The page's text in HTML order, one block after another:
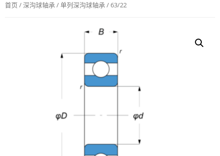
首页 /深沟球轴承/单列深沟球轴承/ 63/22